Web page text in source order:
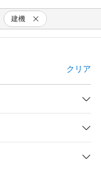
建機
クリア